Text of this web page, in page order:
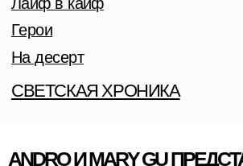
ANDRO И MARY GU ПРЕДСТАВИЛИ ГИМН